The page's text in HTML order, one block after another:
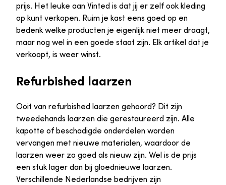
prijs. Het leuke aan Vinted is dat jij er zelf ook kleding
op kunt verkopen. Ruim je kast eens goed op en
bedenk welke producten je eigenlijk niet meer draagt,
maar nog wel in een goede staat zijn. Elk artikel dat je
verkoopt, is weer winst.
Refurbished laarzen
Ooit van refurbished laarzen gehoord? Dit zijn
tweedehands laarzen die gerestaureerd zijn. Alle
kapotte of beschadigde onderdelen worden
vervangen met nieuwe materialen, waardoor de
laarzen weer zo goed als nieuw zijn. Wel is de prijs
een stuk lager dan bij gloednieuwe laarzen.
Verschillende Nederlandse bedrijven zijn